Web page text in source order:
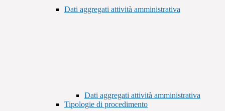
Dati aggregati attività amministrativa
Dati aggregati attività amministrativa
Tipologie di procedimento